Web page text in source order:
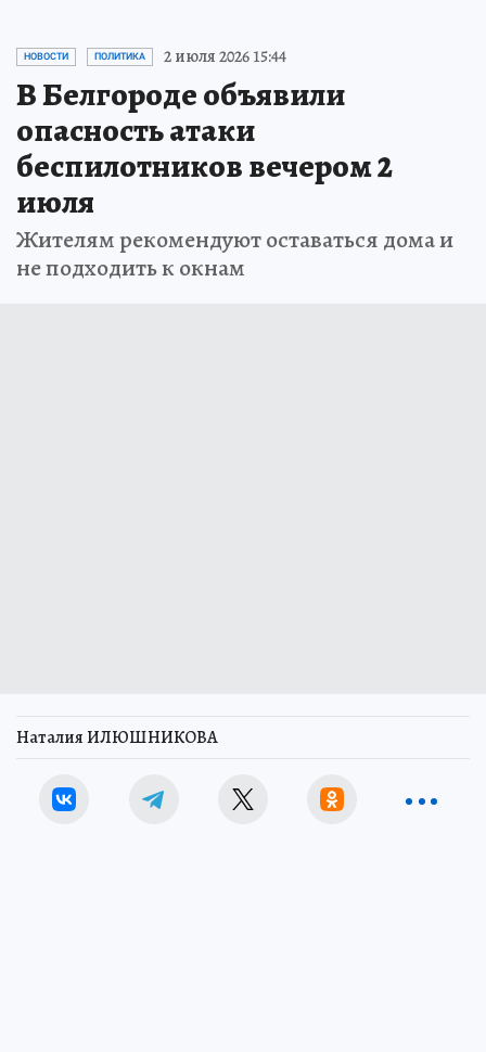
НОВОСТИ ПОЛИТИКА 2 июля 2026 15:44
В Белгороде объявили
опасность атаки
беспилотников вечером 2
июля
Жителям рекомендуют оставаться дома и
не подходить к окнам
Наталия ИЛЮШНИКОВА